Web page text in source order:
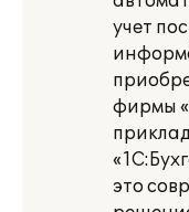
учет
фирмы
это